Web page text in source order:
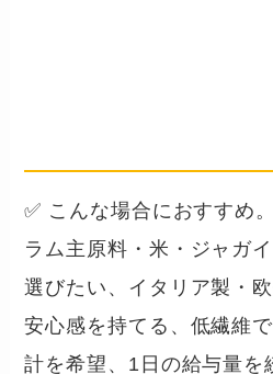
✅ こんな場合におすすめ。
ラム主原料・米・ジャガ
選びたい、イタリア製・
安心感を持てる、低繊維
計を希望、1日の給与量を